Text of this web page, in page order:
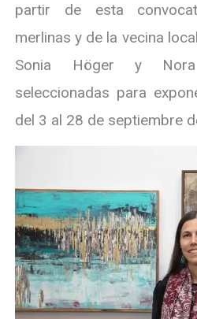
partir de esta
merlinas y de la vecina
Sonia Höger y
seleccionadas para
del 3 al 28 de septiembre